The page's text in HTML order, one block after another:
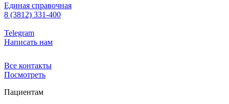
Единая справочная
8 (3812) 331-400
Telegram
Написать нам
Все контакты
Посмотреть
Пациентам